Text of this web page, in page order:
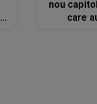
nou
care